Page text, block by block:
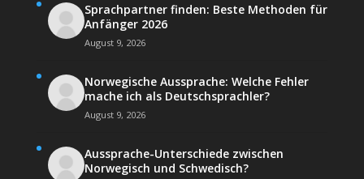
Sprachpartner finden: Beste Methoden für
Anfänger 2026
August 9, 2026
Norwegische Aussprache: Welche Fehler
mache ich als Deutschsprachler?
August 9, 2026
Aussprache-Unterschiede zwischen
Norwegisch und Schwedisch?